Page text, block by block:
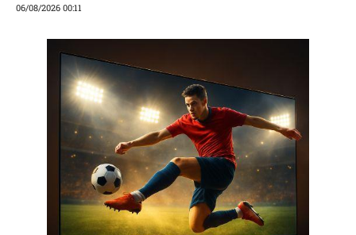
06/08/2026 00:11